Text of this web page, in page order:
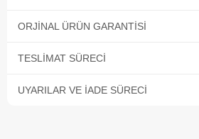
ORJINAL ÜRÜN GARANTISI
TESLIMAT SÜRECI
UYARILAR VE İADE SÜRECI